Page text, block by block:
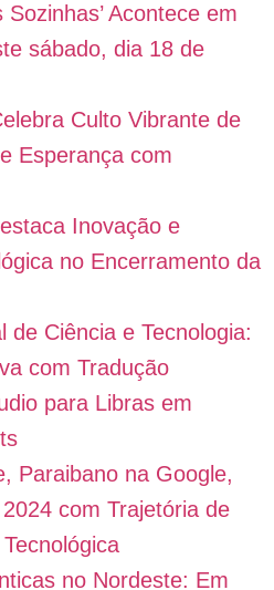
Sozinhas’ Acontece em
sábado, dia 18 de
Culto Vibrante de
Esperança com
Inovação e
no Encerramento da
de Ciência e Tecnologia:
com Tradução
para Libras em
Paraibano na Google,
com Trajetória de
no Nordeste: Em